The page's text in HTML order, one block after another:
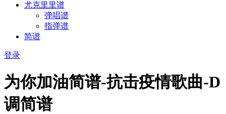
尤克里里谱
弹唱谱
指弹谱
简谱
登录
为你加油简谱-抗击疫情歌曲-D
调简谱